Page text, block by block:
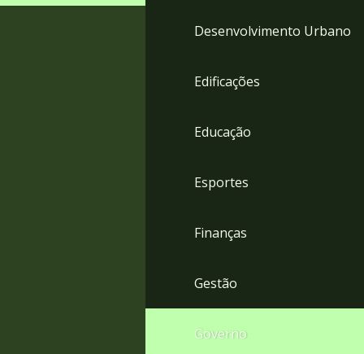
Desenvolvimento Urbano
Edificações
Educação
Esportes
Finanças
Gestão
Governo